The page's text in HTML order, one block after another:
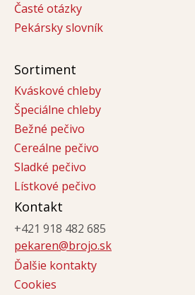
Časté otázky
Pekársky slovník
Sortiment
Kváskové chleby
Špeciálne chleby
Bežné pečivo
Cereálne pečivo
Sladké pečivo
Lístkové pečivo
Kontakt
+421 918 482 685
pekaren@brojo.sk
Ďalšie kontakty
Cookies